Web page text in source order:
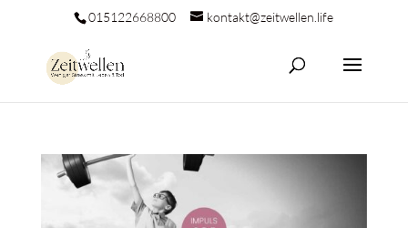
015122668800 kontakt@zeitwellen.life